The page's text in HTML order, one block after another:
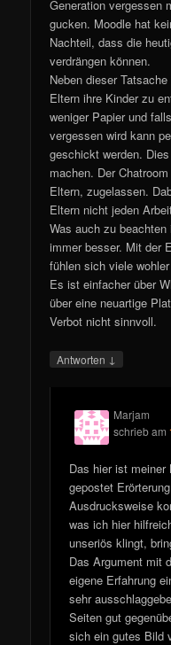
Generation vergessen
gucken. Moodle hat
Nachteil, dass die
verdrängen können.
Neben dieser
Eltern ihre Kinder zu
weniger Papier und
vergessen wird kann
geschickt werden.
machen. Der
Eltern, zugelassen.
Eltern nicht jeden
Was auch zu
immer besser. Mit der
fühlen sich viele
Es ist einfacher über
über eine neuartige
Verbot nicht sinnvoll.
Antworten ↓
Marjam
schriebam
Das hier ist meiner
gepostet
Ausdrucksweise
was ich hier
unseriös klingt,
Das Argument mit
eigene Erfahrung
sehr
Seiten gut
sich ein gutes Bild